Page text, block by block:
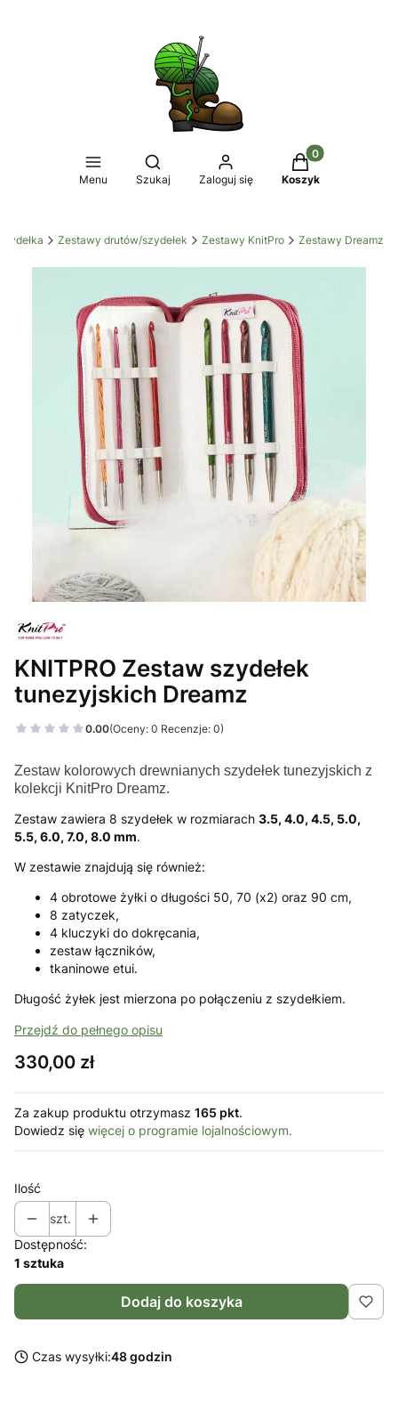
Menu
Otwórz wyszukiwarkę
Szukaj Zaloguj się
Produkty w
Koszyk
Zestawy drutów/szydełek Zestawy KnitPro Zestawy Dreamz
KNITPRO Zestaw szydełek
tunezyjskich Dreamz
0.00(Oceny: 0 Recenzje: 0)
Zestaw kolorowych drewnianych szydełek tunezyjskich z
kolekcji KnitPro Dreamz.
Zestaw zawiera 8 szydełek w rozmiarach 3.5, 4.0, 4.5, 5.0,
5.5, 6.0, 7.0, 8.0 mm.
W zestawie znajdują się również:
4 obrotowe żyłki o długości 50, 70 (x2) oraz 90 cm,
8 zatyczek,
4 kluczyki do dokręcania,
zestaw łączników,
tkaninowe etui.
Długość żyłek jest mierzona po połączeniu z szydełkiem.
Przejdź do pełnego opisu
Cena
330,00 zł
Za zakup produktu otrzymasz 165 pkt.
Dowiedz się więcej o programie lojalnościowym.
Ilość
szt.
Dostępność:
1 sztuka
Dodaj do koszyka
Czas wysyłki:48 godzin